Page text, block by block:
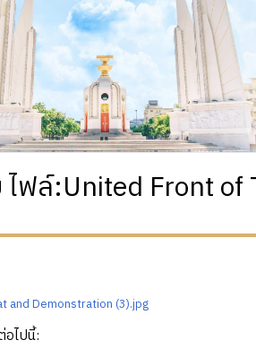
ฟล์:United Front
and Demonstration (3).jpg
ไปนี้: